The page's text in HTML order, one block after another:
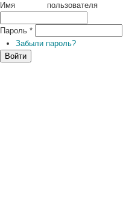
Имя пользователя
Пароль *
Забыли пароль?